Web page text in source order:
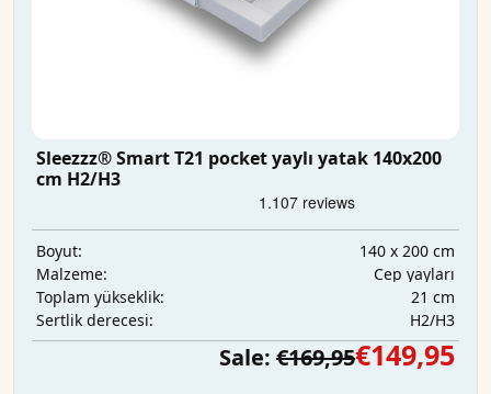
Sleezzz® Smart T21 pocket yaylı yatak 140x200
cm H2/H3
Boyut:
140 x 200 cm
Malzeme:
Cep yayları
Toplam yükseklik:
21 cm
Sertlik derecesi:
H2/H3
Sale: €169,95€149,95